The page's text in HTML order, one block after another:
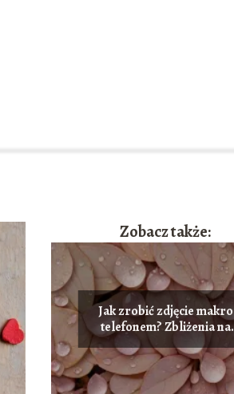
Zobacz także:
Jak zrobić zdjęcie makro
telefonem? Zbliżenia na
małe detale